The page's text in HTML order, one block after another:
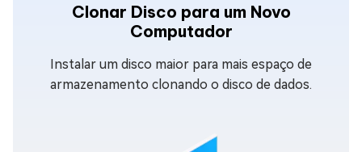
Clonar Disco para um Novo
Computador
Instalar um disco maior para mais espaço de
armazenamento clonando o disco de dados.